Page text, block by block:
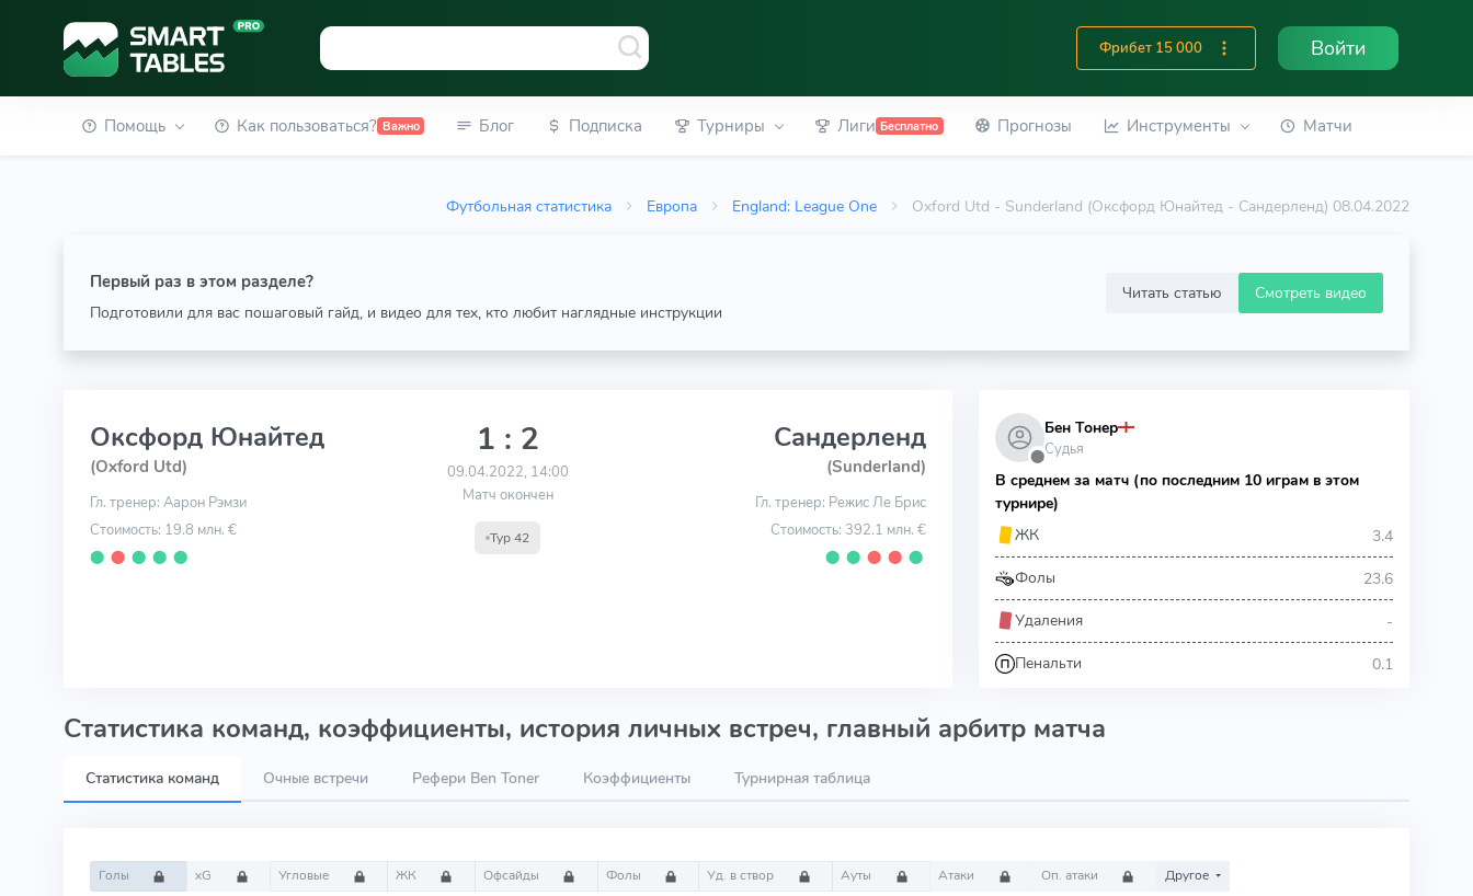
Фрибет 15 000 Войти
Помощь Как пользоваться? Важно Блог Подписка Турниры Лиги Бесплатно Прогнозы Инструменты Матчи
Футбольная статистика Европа England: League One Oxford Utd - Sunderland (Оксфорд Юнайтед - Сандерленд) 08.04.2022
Первый раз в этом разделе?
Подготовили для вас пошаговый гайд, и видео для тех, кто любит наглядные инструкции
Читать статью Смотреть видео
Оксфорд Юнайтед
(Oxford Utd)
Гл. тренер: Аарон Рэмзи
Стоимость: 19.8 млн. €
⬤ ⬤ ⬤ ⬤ ⬤
1 : 2
09.04.2022, 14:00
Матч окончен
Тур 42
Сандерленд
(Sunderland)
Гл. тренер: Режис Ле Брис
Стоимость: 392.1 млн. €
⬤ ⬤ ⬤ ⬤ ⬤
⬤
Бен Тонер
Судья
В среднем за матч (по последним 10 играм в этом
турнире)
ЖК
3.4
Фолы 23.6
Удаления -
Пенальти 0.1
Статистика команд, коэффициенты, история личных встреч, главный арбитр матча
Статистика команд Очные встречи Рефери Ben Toner Коэффициенты Турнирная таблица
Голы xG Угловые ЖК Офсайды Фолы Уд. в створ Ауты Атаки Оп. атаки Другое